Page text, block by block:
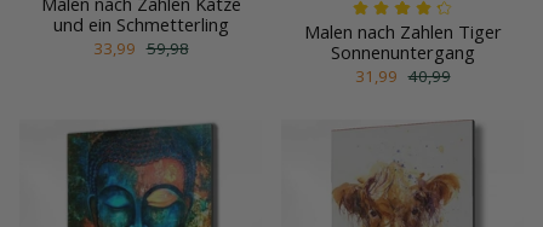
und ein Schmetterling
33,99 59,98
Malen nach Zahlen Tiger
Sonnenuntergang
31,99 40,99